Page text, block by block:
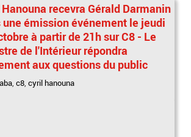
recevra Gérald Darmanin
une émission événement le jeudi
à partir de 21h sur C8 - Le
de l'Intérieur répondra
aux questions du public
,c8 ,cyril hanouna